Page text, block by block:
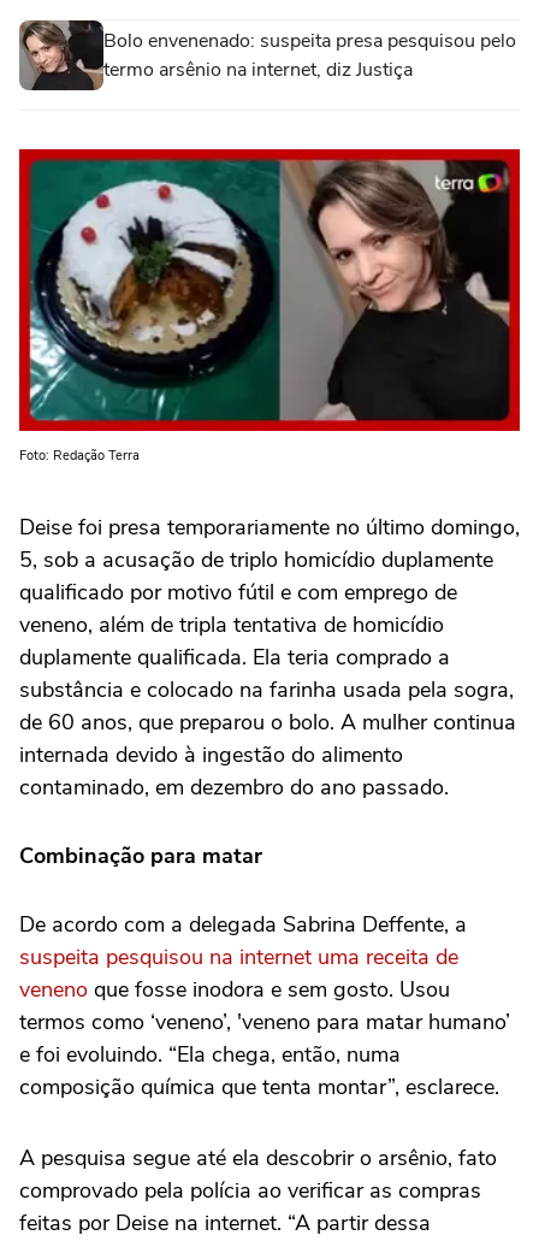
Bolo envenenado: suspeita presa pesquisou pelo
termo arsênio na internet, diz Justiça
Foto: Redação Terra
Deise foi presa temporariamente no último domingo,
5, sob a acusação de triplo homicídio duplamente
qualificado por motivo fútil e com emprego de
veneno, além de tripla tentativa de homicídio
duplamente qualificada. Ela teria comprado a
substância e colocado na farinha usada pela sogra,
de 60 anos, que preparou o bolo. A mulher continua
internada devido à ingestão do alimento
contaminado, em dezembro do ano passado.
Combinação para matar
De acordo com a delegada Sabrina Deffente, a
suspeita pesquisou na internet uma receita de
veneno que fosse inodora e sem gosto. Usou
termos como ‘veneno’, 'veneno para matar humano’
e foi evoluindo. “Ela chega, então, numa
composição química que tenta montar”, esclarece.
A pesquisa segue até ela descobrir o arsênio, fato
comprovado pela polícia ao verificar as compras
feitas por Deise na internet. “A partir dessa